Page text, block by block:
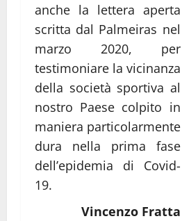
anche la lettera aperta
scritta dal Palmeiras nel
marzo 2020, per
testimoniare la vicinanza
della società sportiva al
nostro Paese colpito in
maniera particolarmente
dura nella prima fase
dell’epidemia di Covid-
19.
Vincenzo Fratta